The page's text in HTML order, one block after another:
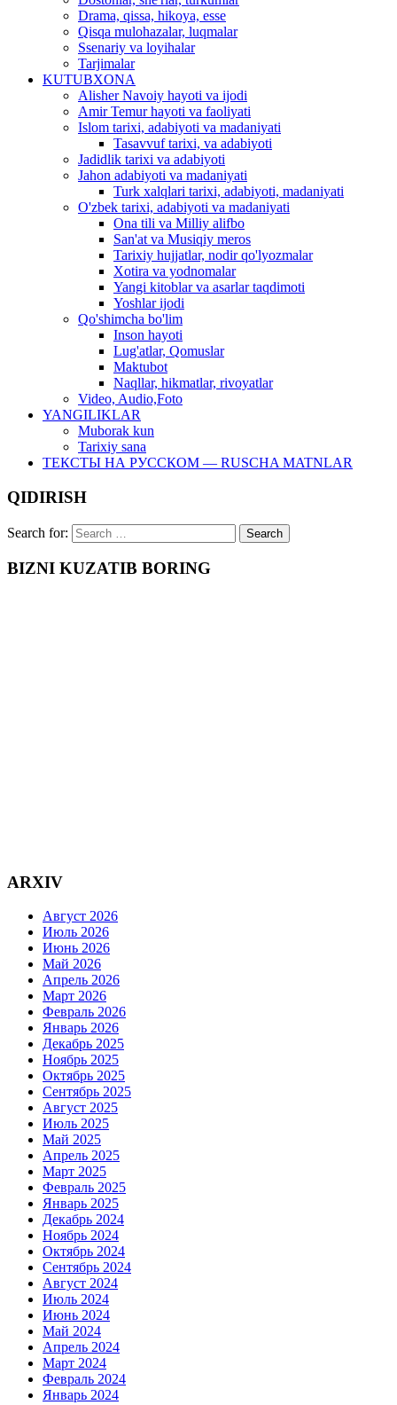
Drama, qissa, hikoya, esse
Qisqa mulohazalar, luqmalar
Ssenariy va loyihalar
Tarjimalar
KUTUBXONA
Alisher Navoiy hayoti va ijodi
Amir Temur hayoti va faoliyati
Islom tarixi, adabiyoti va madaniyati
Tasavvuf tarixi, va adabiyoti
Jadidlik tarixi va adabiyoti
Jahon adabiyoti va madaniyati
Turk xalqlari tarixi, adabiyoti, madaniyati
O'zbek tarixi, adabiyoti va madaniyati
Ona tili va Milliy alifbo
San'at va Musiqiy meros
Tarixiy hujjatlar, nodir qo'lyozmalar
Xotira va yodnomalar
Yangi kitoblar va asarlar taqdimoti
Yoshlar ijodi
Qo'shimcha bo'lim
Inson hayoti
Lug'atlar, Qomuslar
Maktubot
Naqllar, hikmatlar, rivoyatlar
Video, Audio,Foto
YANGILIKLAR
Muborak kun
Tarixiy sana
ТЕКСТЫ НА РУССКОМ — RUSCHA MATNLAR
QIDIRISH
Search for:
BIZNI KUZATIB BORING
ARXIV
Август 2026
Июль 2026
Июнь 2026
Май 2026
Апрель 2026
Март 2026
Февраль 2026
Январь 2026
Декабрь 2025
Ноябрь 2025
Октябрь 2025
Сентябрь 2025
Август 2025
Июль 2025
Май 2025
Апрель 2025
Март 2025
Февраль 2025
Январь 2025
Декабрь 2024
Ноябрь 2024
Октябрь 2024
Сентябрь 2024
Август 2024
Июль 2024
Июнь 2024
Май 2024
Апрель 2024
Март 2024
Февраль 2024
Январь 2024